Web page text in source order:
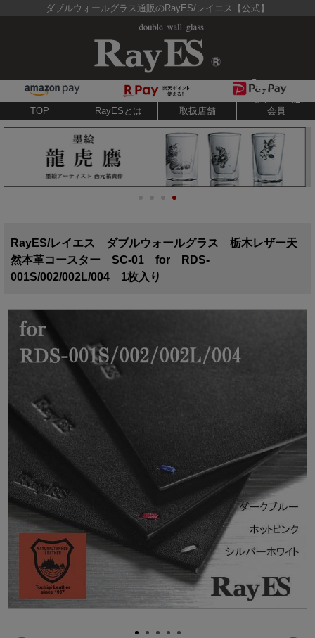
ダブルウォールグラス通販のRayES/レイエス【公式】
TOP RayESとは 取扱店舗 会員
RayES/レイエス ダブルウォールグラス 栃木レザー天
然本革コースター SC-01 for RDS-
001S/002/002L/004 1枚入り